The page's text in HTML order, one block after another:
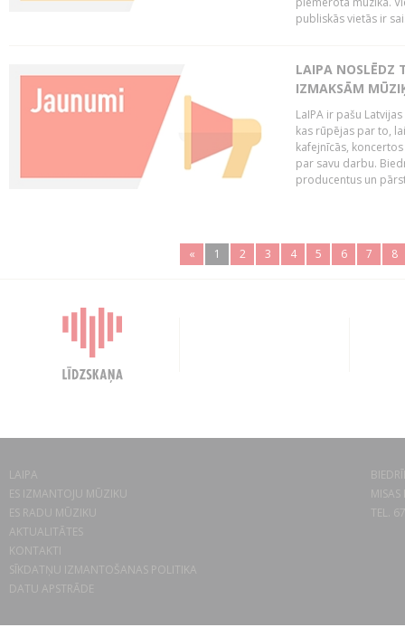
publiskās vietās ir
LAIPA NOSLĒDZ
IZMAKSĀM
LaIPA ir pašu
kas rūpējas par to,
kafejnīcās,
par savu darbu.
producentus un
« 1 2 3 4 5 6 7 8
LAIPA
ES IZMANTOJU MŪZIKU
ES RADU MŪZIKU
AKTUALITĀTES
KONTAKTI
SĪKDATŅU IZMANTOŠANAS POLITIKA
DATU APSTRĀDE
TEL.